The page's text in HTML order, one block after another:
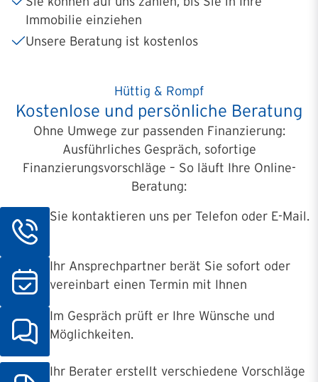
Immobilie einziehen
Unsere Beratung ist kostenlos
Hüttig & Rompf
Kostenlose und persönliche Beratung
Ohne Umwege zur passenden Finanzierung:
Ausführliches Gespräch, sofortige
Finanzierungsvorschläge – So läuft Ihre Online-
Beratung:
Sie kontaktieren uns per Telefon oder E-Mail.
Ihr Ansprechpartner berät Sie sofort oder
vereinbart einen Termin mit Ihnen
Im Gespräch prüft er Ihre Wünsche und
Möglichkeiten.
Ihr Berater erstellt verschiedene Vorschläge